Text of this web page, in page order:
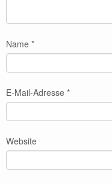
Name *
E-Mail-Adresse *
Website